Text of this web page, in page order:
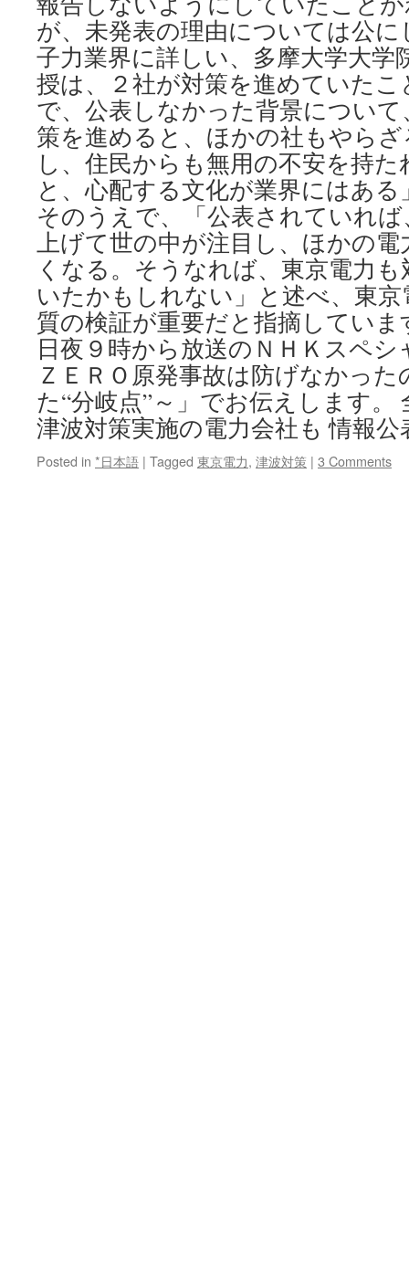
が、未発表の理由については公
子力業界に詳しい、多摩大学大学
授は、２社が対策を進めていた
で、公表しなかった背景につい
策を進めると、ほかの社もやら
し、住民からも無用の不安を持
と、心配する文化が業界にはあ
そのうえで、「公表されていれ
上げて世の中が注目し、ほかの
くなる。そうなれば、東京電力
いたかもしれない」と述べ、東
質の検証が重要だと指摘していま
日夜９時から放送のＮＨＫスペ
ＺＥＲＯ原発事故は防げなかっ
た“分岐点”～」でお伝えします。
津波対策実施の電力会社も 情報公
Posted in *日本語 | Tagged 東京電力, 津波対策 | 3 Comments